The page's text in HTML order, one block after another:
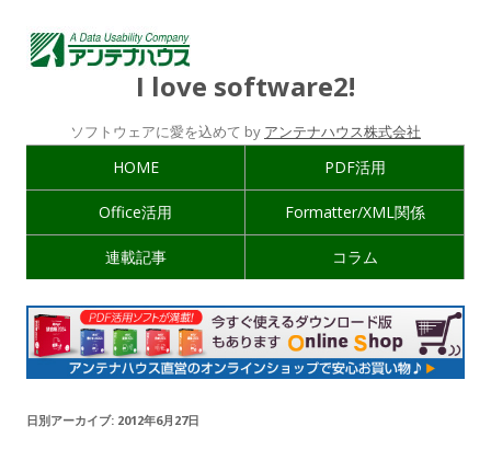
I love software2!
ソフトウェアに愛を込めて by アンテナハウス株式会社
HOME PDF活用
Office活用 Formatter/XML関係
連載記事 コラム
日別アーカイブ: 2012年6月27日